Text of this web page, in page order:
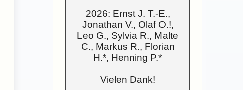
2026: Ernst J. T.-E.,
Jonathan V., Olaf O.!,
Leo G., Sylvia R., Malte
C., Markus R., Florian
H.*, Henning P.*
Vielen Dank!